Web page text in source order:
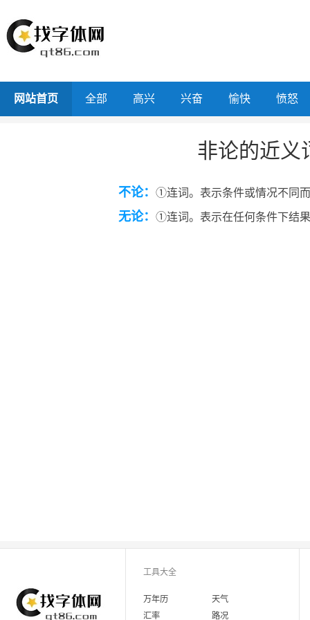
网站首页 全部 高兴 兴奋 愉快 愤怒
非论的近义
不论： ①连词。表示条件或情况不同
无论： ①连词。表示在任何条件下结
工具大全
万年历
天气
汇率
路况